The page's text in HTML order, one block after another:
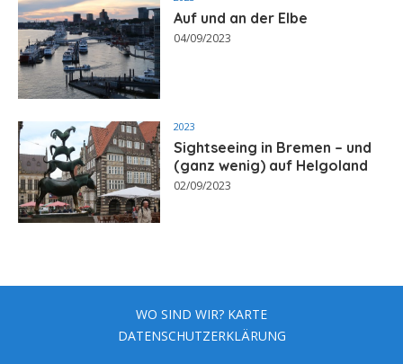
Auf und an der Elbe
04/09/2023
2023
Sightseeing in Bremen – und
(ganz wenig) auf Helgoland
02/09/2023
WO SIND WIR? KARTE
DATENSCHUTZERKLÄRUNG